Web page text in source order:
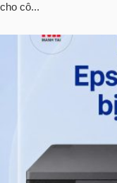
cho cô...